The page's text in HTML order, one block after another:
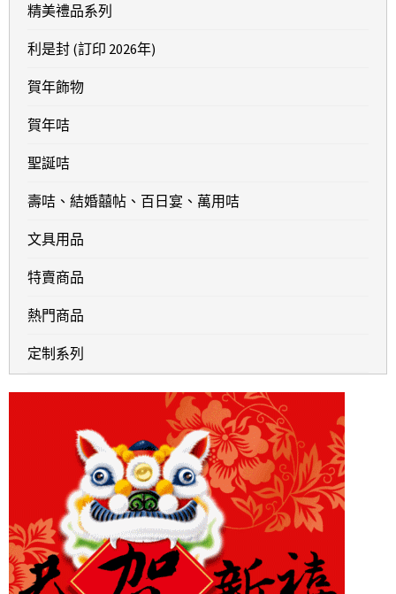
精美禮品系列
利是封 (訂印 2026年)
賀年飾物
賀年咭
聖誕咭
壽咭、結婚囍帖、百日宴、萬用咭
文具用品
特賣商品
熱門商品
定制系列